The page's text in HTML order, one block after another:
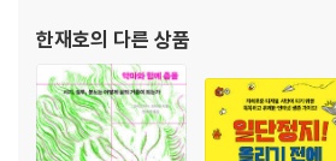
한재호의 다른 상품